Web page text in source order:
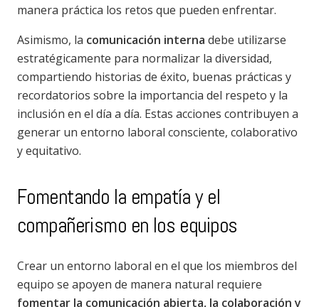
manera práctica los retos que pueden enfrentar.
Asimismo, la comunicación interna debe utilizarse
estratégicamente para normalizar la diversidad,
compartiendo historias de éxito, buenas prácticas y
recordatorios sobre la importancia del respeto y la
inclusión en el día a día. Estas acciones contribuyen a
generar un entorno laboral consciente, colaborativo
y equitativo.
Fomentando la empatía y el
compañerismo en los equipos
Crear un entorno laboral en el que los miembros del
equipo se apoyen de manera natural requiere
fomentar la comunicación abierta, la colaboración y